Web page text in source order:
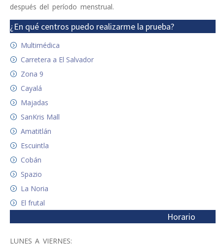
después del período menstrual.
¿En qué centros puedo realizarme la prueba?
Multimédica
Carretera a El Salvador
Zona 9
Cayalá
Majadas
SanKris Mall
Amatitlán
Escuintla
Cobán
Spazio
La Noria
El frutal
Horario
LUNES A VIERNES: